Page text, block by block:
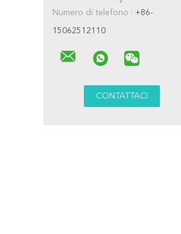
Numero di telefono : +86-
15062512110